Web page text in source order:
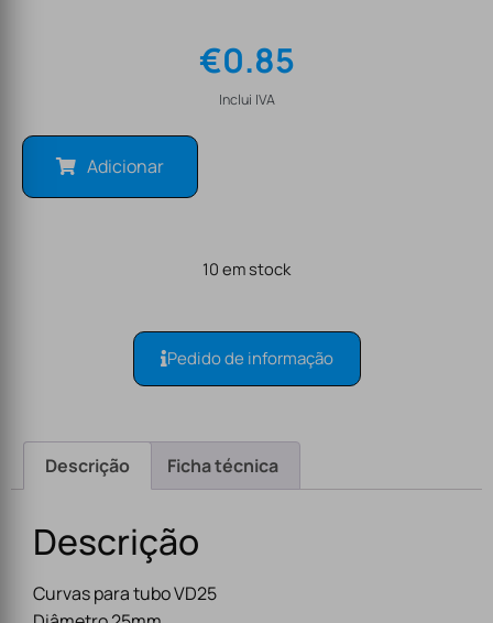
€0.85
Inclui IVA
Adicionar
10 em stock
Pedido de informação
Descrição Ficha técnica
Descrição
Curvas para tubo VD25